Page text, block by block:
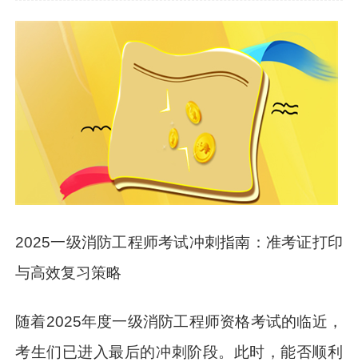
2025一级消防工程师考试冲刺指南：准考证打印
与高效复习策略
随着2025年度一级消防工程师资格考试的临近，
考生们已进入最后的冲刺阶段。此时，能否顺利